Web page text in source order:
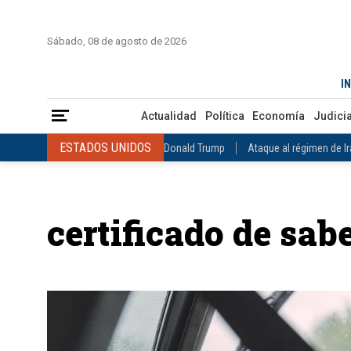
Sábado, 08 de agosto de 2026
Actualidad Política Economía Judicial
ESTADOS UNIDOS Donald Trump Ataque al régimen de
VENEZUELA Juicio contra Maduro Terremoto en
ESTADOS UNIDOS
INTERNACIONAL Raúl Castro José Luis Rodríguez Zapatero
COLOMBIA Elecciones Presidenciales en Colombia Gustavo
certificado de